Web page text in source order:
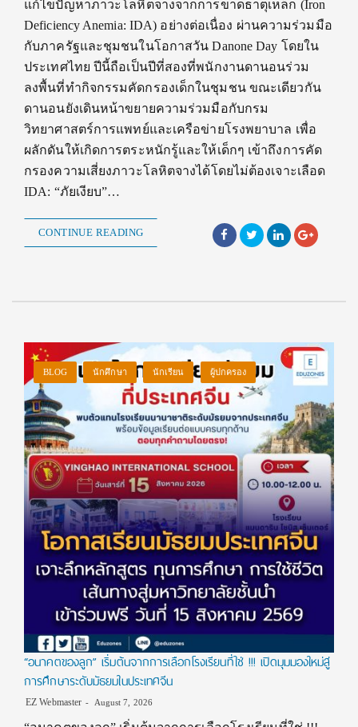
แก้ไขปัญหาภาวะโลหิตจางจากการขาดธาตุเหล็ก (Iron
Deficiency Anemia: IDA) อย่างต่อเนื่อง ผ่านความร่วมมือ
กับภาครัฐและชุมชนในโอกาสวัน Danone Day โดยใน
ประเทศไทย ปีนี้ถือเป็นปีที่สองที่พนักงานดานอนร่วม
ลงพื้นที่ทำกิจกรรมคัดกรองเด็กในชุมชน ขณะเดียวกัน
ดานอนยังเดินหน้าขยายความร่วมมือกับกรม
วิทยาศาสตร์การแพทย์และเครือข่ายโรงพยาบาล เพื่อ
ผลักดันให้เกิดการตระหนักรู้และให้เด็กๆ เข้าถึงการคัด
กรองความเสี่ยงภาวะโลหิตจางได้โดยไม่ต้องเจาะเลือด
IDA: “ภัยเงียบ”…
CONTINUE READING
BLOG นักศึกษา นักเรียน ผู้ปกครอง
“อนาคตของลูก” เริ่มต้นจากการเลือกโรงเรียนที่ใช่ !!! เปิดมุมมองใหม่สู่
การศึกษาระดับมัธยมในประเทศจีน
EZ Webmaster August 7, 2026